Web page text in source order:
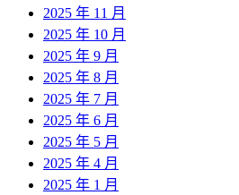
2025 年 11 月
2025 年 10 月
2025 年 9 月
2025 年 8 月
2025 年 7 月
2025 年 6 月
2025 年 5 月
2025 年 4 月
2025 年 1 月